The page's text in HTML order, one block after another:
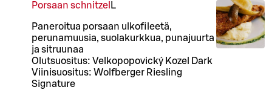
Porsaan schnitzel L
Paneroitua porsaan ulkofileetä,
perunamuusia, suolakurkkua, punajuurta
ja sitruunaa
Olutsuositus: Velkopopovický Kozel Dark
Viinisuositus: Wolfberger Riesling
Signature